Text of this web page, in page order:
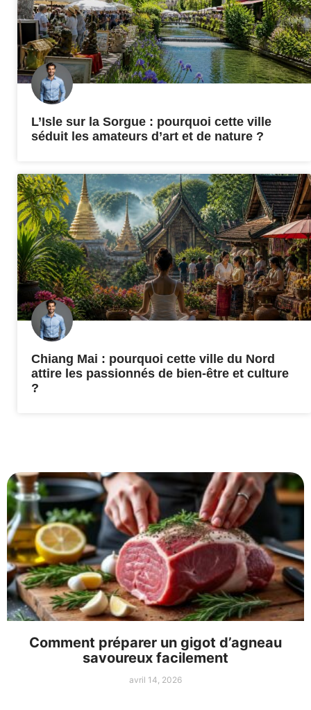
L’Isle sur la Sorgue : pourquoi cette ville
séduit les amateurs d’art et de nature ?
Chiang Mai : pourquoi cette ville du Nord
attire les passionnés de bien-être et culture
?
Comment préparer un gigot d’agneau
savoureux facilement
avril 14, 2026